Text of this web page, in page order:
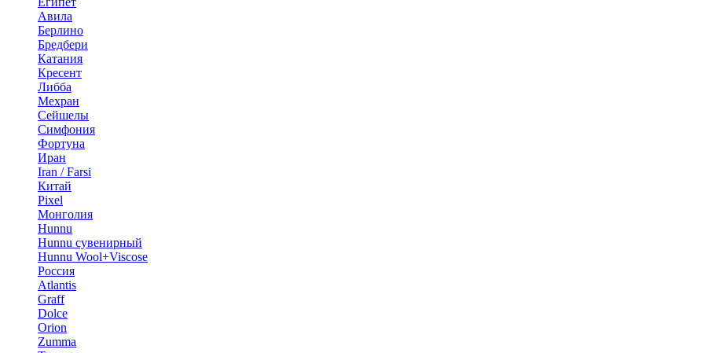
Авила
Берлино
Бредбери
Катания
Кресент
Либба
Мехран
Сейшелы
Симфония
Фортуна
Иран
Iran / Farsi
Китай
Pixel
Монголия
Hunnu
Hunnu сувенирный
Hunnu Wool+Viscose
Россия
Atlantis
Graff
Dolce
Orion
Zumma